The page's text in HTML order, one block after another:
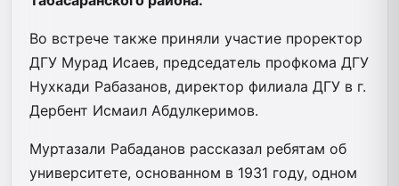
Во встрече также приняли участие проректор
ДГУ Мурад Исаев, председатель профкома ДГУ
Нухкади Рабазанов, директор филиала ДГУ в г.
Дербент Исмаил Абдулкеримов.
Муртазали Рабаданов рассказал ребятам об
университете, основанном в 1931 году, одном